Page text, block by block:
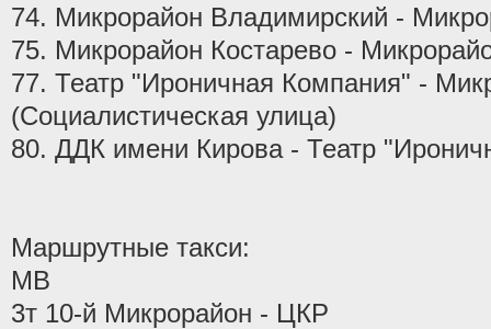
74. Микрорайон Владимирский -
75. Микрорайон Костарево -
77. Театр "Ироничная Компания" -
(Социалистическая улица)
80. ДДК имени Кирова - Театр
Маршрутные такси:
МВ
3т 10-й Микрорайон - ЦКР